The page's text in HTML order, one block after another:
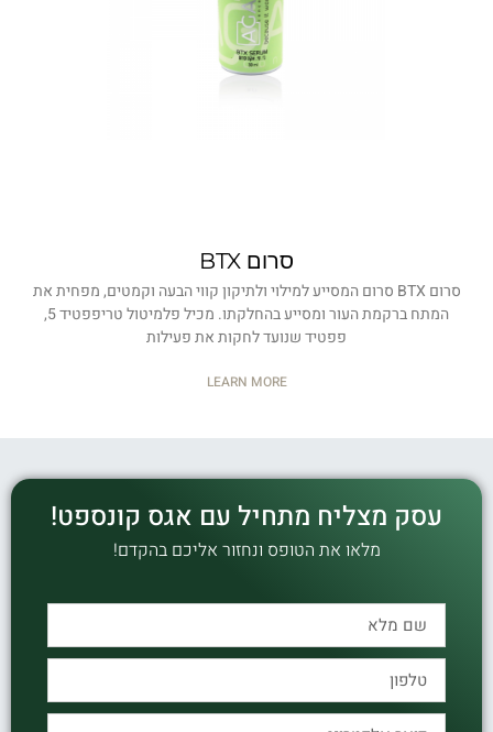
סרום BTX
סרום BTX סרום המסייע למילוי ולתיקון קווי הבעה וקמטים, מפחית את
המתח ברקמת העור ומסייע בהחלקתו. מכיל פלמיטול טריפפטיד 5,
פפטיד שנועד לחקות את פעילות
LEARN MORE
עסק מצליח מתחיל עם אגס קונספט!
מלאו את הטופס ונחזור אליכם בהקדם!